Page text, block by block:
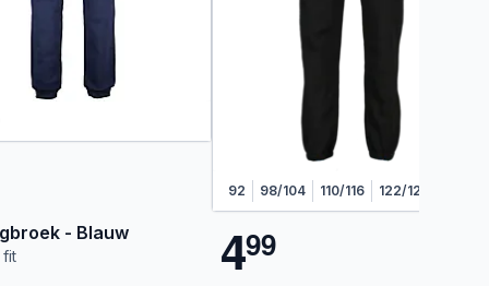
- Blauw
fit
92 98/104 110/116 122/128
499